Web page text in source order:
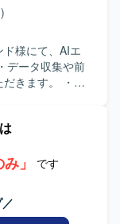
ド様にて、AIエ
データ収集や前
きます。 ・ク
」 です